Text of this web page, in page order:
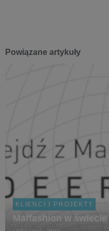
Powiązane artykuły
KLIENCI I PROJEKTY
Maffashion w